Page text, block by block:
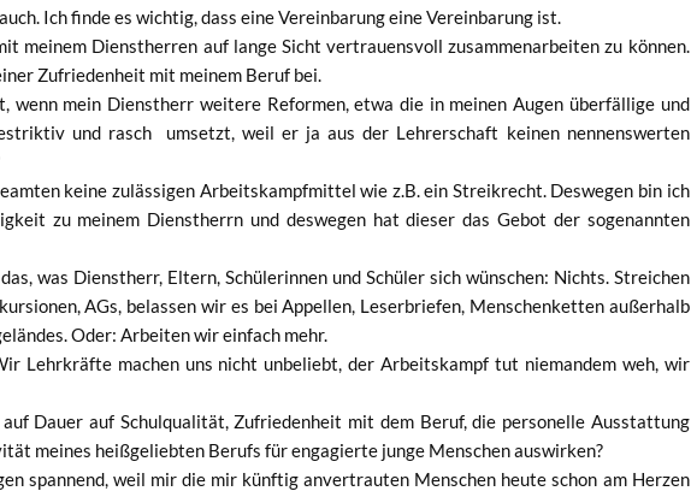
Ich fin­de es wich­tig, dass eine Ver­ein­ba­rung eine Ver­ein­ba­rung ist.
mei­nem Dienst­her­ren auf lan­ge Sicht ver­trau­ens­voll zusam­men­ar­bei­ten zu kön­nen.
Zufrie­den­heit mit mei­nem Beruf bei.
wenn mein Dienst­herr wei­te­re Refor­men, etwa die in mei­nen Augen über­fäl­li­ge und
und rasch umsetzt, weil er ja aus der Leh­rer­schaft kei­nen nen­nens­wer­ten
kei­ne zuläs­si­gen Arbeits­kampf­mit­tel wie z.B. ein Streik­recht. Des­we­gen bin ich
zu mei­nem Dienst­herrn und des­we­gen hat die­ser das Gebot der soge­nann­ten
was Dienst­herr, Eltern, Schü­le­rin­nen und Schü­ler sich wün­schen: Nichts. Strei­chen
AGs, belas­sen wir es bei Appel­len, Leser­brie­fen, Men­schen­ket­ten außer­halb
Oder: Arbei­ten wir ein­fach mehr.
Lehr­kräf­te machen uns nicht unbe­liebt, der Arbeits­kampf tut nie­man­dem weh, wir
Dau­er auf Schul­qua­li­tät, Zufrie­den­heit mit dem Beruf, die per­so­nel­le Aus­stat­tung
mei­nes heiß­ge­lieb­ten Berufs für enga­gier­te jun­ge Men­schen auswirken?
span­nend, weil mir die mir künf­tig anver­trau­ten Men­schen heu­te schon am Her­zen